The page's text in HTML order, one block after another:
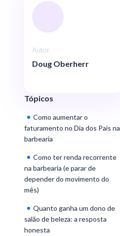
Autor
Doug Oberherr
Tópicos
Como aumentar o
faturamento no Dia dos Pais na
barbearia
Como ter renda recorrente
na barbearia (e parar de
depender do movimento do
mês)
Quanto ganha um dono de
salão de beleza: a resposta
honesta